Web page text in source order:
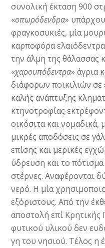
συνολική έκταση 900
«οπωρόδενδρα»
φραγκοσυκιές, μία
καρποφόρα
την άλμη της θάλασσας
«χαρουπόδεντρα» άγρια
διάφορων ποικιλιών
καλής ανάπτυξης
κτηνοτροφίας
οικόσιτα και νομαδικά,
μικρές αποδόσεις σε
επίσης και μερικές
ύδρευση και το
στέρνες. Αναφέρονται
νερό. Η μία
εξόριστους. Από την
αποστολή επί Κρητικής
φυτικού υλικού δεν
γη του νησιού. Τέλος η